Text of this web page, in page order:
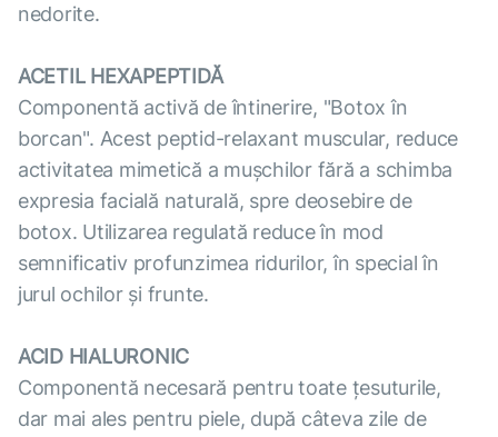
nedorite.
ACETIL HEXAPEPTIDĂ
Componentă activă de întinerire, "Botox în
borcan". Acest peptid-relaxant muscular, reduce
activitatea mimetică a mușchilor fără a schimba
expresia facială naturală, spre deosebire de
botox. Utilizarea regulată reduce în mod
semnificativ profunzimea ridurilor, în special în
jurul ochilor și frunte.
ACID HIALURONIC
Componentă necesară pentru toate țesuturile,
dar mai ales pentru piele, după câteva zile de